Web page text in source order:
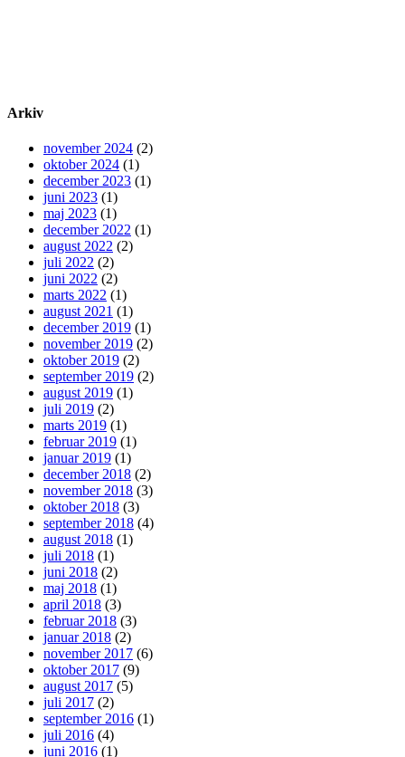
Arkiv
november 2024 (2)
oktober 2024 (1)
december 2023 (1)
juni 2023 (1)
maj 2023 (1)
december 2022 (1)
august 2022 (2)
juli 2022 (2)
juni 2022 (2)
marts 2022 (1)
august 2021 (1)
december 2019 (1)
november 2019 (2)
oktober 2019 (2)
september 2019 (2)
august 2019 (1)
juli 2019 (2)
marts 2019 (1)
februar 2019 (1)
januar 2019 (1)
december 2018 (2)
november 2018 (3)
oktober 2018 (3)
september 2018 (4)
august 2018 (1)
juli 2018 (1)
juni 2018 (2)
maj 2018 (1)
april 2018 (3)
februar 2018 (3)
januar 2018 (2)
november 2017 (6)
oktober 2017 (9)
august 2017 (5)
juli 2017 (2)
september 2016 (1)
juli 2016 (4)
juni 2016 (1)